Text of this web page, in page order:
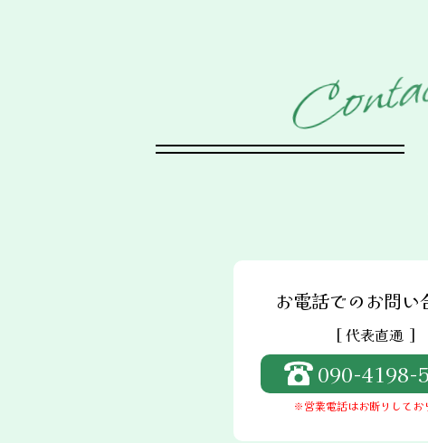
Conta
お電話でのお問い
[ 代表直通 ]
090-4198-
※営業電話はお断りしてお